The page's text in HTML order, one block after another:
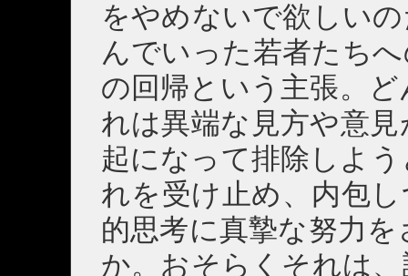
をやめないで欲しい
んでいった若者たち
の回帰という主張。
れは異端な見方や意
起になって排除しよ
れを受け止め、内包
的思考に真摯な努力
か。おそらくそれは